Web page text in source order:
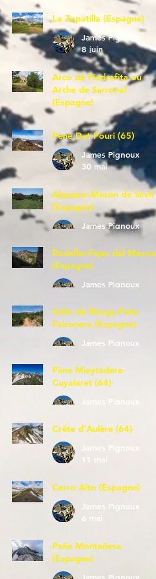
La Zapatilla (Espagne)
James Pignoux
8 juin
Arco de Piedrafita ou
Arche de Sarronal
(Espagne)
James Pignoux
7 juin
Pène Det Pouri (65)
James Pignoux
30 mai
Alquezar-Meson de Sevil
(Espagne)
James Pignoux
25 mai
Rodellar-Fajas del Mascun
(Espagne)
James Pignoux
Salto de Bierge-Peña
Falconera (Espagne)
James Pignoux
Pène Mieytadere-
Cuyalaret (64)
James Pignoux
Crête d'Aulère (64)
James Pignoux
11 mai
Cerro Alto (Espagne)
James Pignoux
6 mai
Peña Montañesa
(Espagne)
James Pignoux